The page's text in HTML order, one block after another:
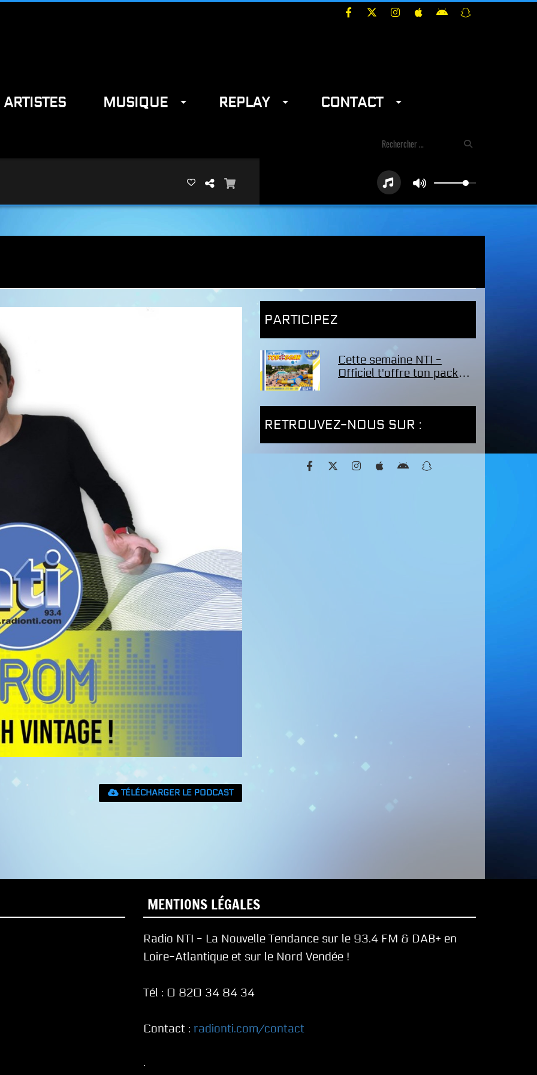
ARTISTES MUSIQUE REPLAY CONTACT
TÉLÉCHARGER LE PODCAST
PARTICIPEZ
Cette semaine NTI -
Officiel t'offre ton pack
RETROUVEZ-NOUS SUR :
MENTIONS LÉGALES
Radio NTI - La Nouvelle Tendance sur le 93.4 FM & DAB+ en
Loire-Atlantique et sur le Nord Vendée !
Tél : 0 820 34 84 34
Contact : radionti.com/contact
.